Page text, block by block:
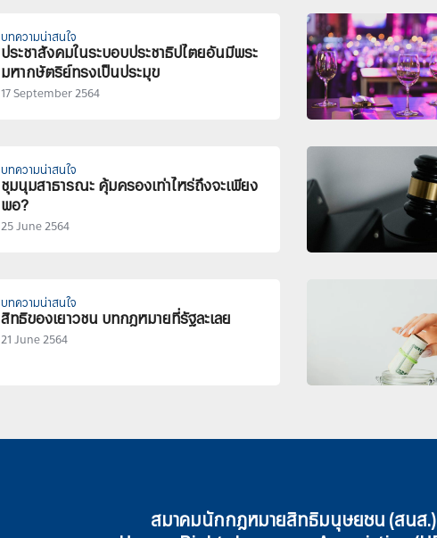
บทความน่าสนใจ
ประชาสังคมในระบอบประชาธิปไตยอันมีพระ
มหากษัตริย์ทรงเป็นประมุข
17 September 2564
บทความน่าสนใจ
ชุมนุมสาธารณะ คุ้มครองเท่าไหร่ถึงจะเพียง
พอ?
25 June 2564
บทความน่าสนใจ
สิทธิของเยาวชน บทกฎหมายที่รัฐละเลย
21 June 2564
สมาคมนักกฎหมายสิทธิมนุษยชน (สนส.)